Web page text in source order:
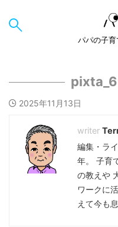
パパの子育
2025年11月13日
編集・ラ
年。 子育
の教えや
ワークに
えて今も